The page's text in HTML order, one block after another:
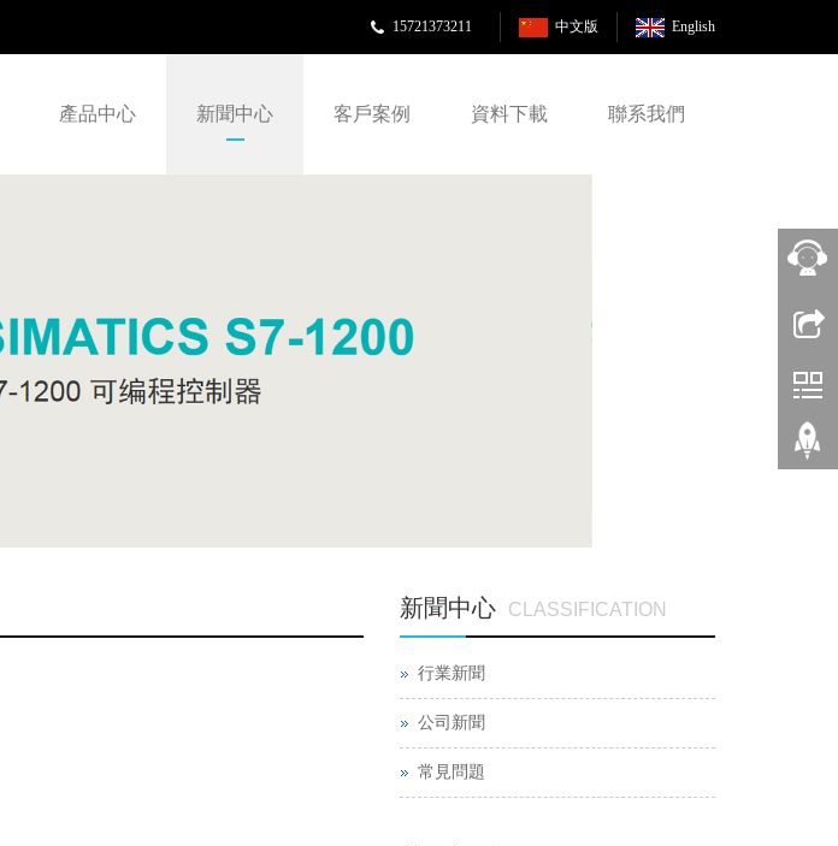
English
中文版
15721373211
產品中心 新聞中心 客戶案例 資料下載 聯系我們
新聞中心 CLASSIFICATION
行業新聞
公司新聞
常見問題